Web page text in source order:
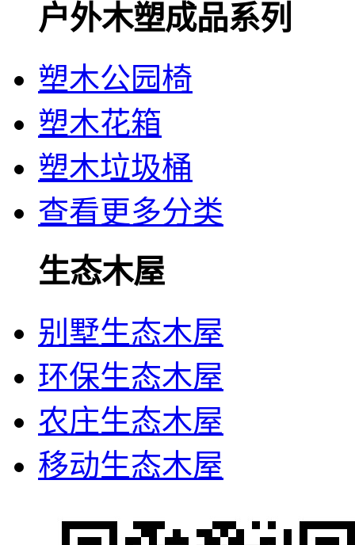
户外木塑成品系列
塑木公园椅
塑木花箱
塑木垃圾桶
查看更多分类
生态木屋
别墅生态木屋
环保生态木屋
农庄生态木屋
移动生态木屋